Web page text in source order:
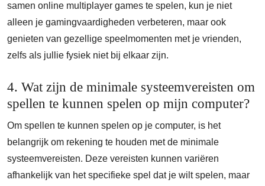
samen online multiplayer games te spelen, kun je niet
alleen je gamingvaardigheden verbeteren, maar ook
genieten van gezellige speelmomenten met je vrienden,
zelfs als jullie fysiek niet bij elkaar zijn.
4. Wat zijn de minimale systeemvereisten om
spellen te kunnen spelen op mijn computer?
Om spellen te kunnen spelen op je computer, is het
belangrijk om rekening te houden met de minimale
systeemvereisten. Deze vereisten kunnen variëren
afhankelijk van het specifieke spel dat je wilt spelen, maar